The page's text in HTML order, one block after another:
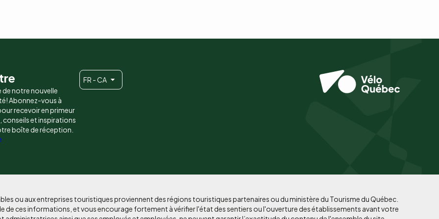
de notre nouvelle
Abonnez-vous à
recevoir en primeur
conseils et inspirations
boîte de réception.
FR - CA
ou aux entreprises touristiques proviennent des régions touristiques partenaires ou du ministère du Tourisme du Québec.
de ces informations, et vous encourage fortement à vérifier l'état des sentiers ou l'ouverture des établissements avant votre